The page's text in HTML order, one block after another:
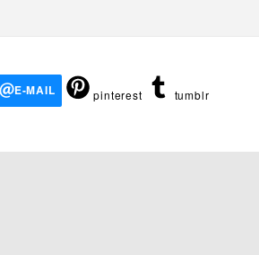
E-MAIL pinterest tumblr